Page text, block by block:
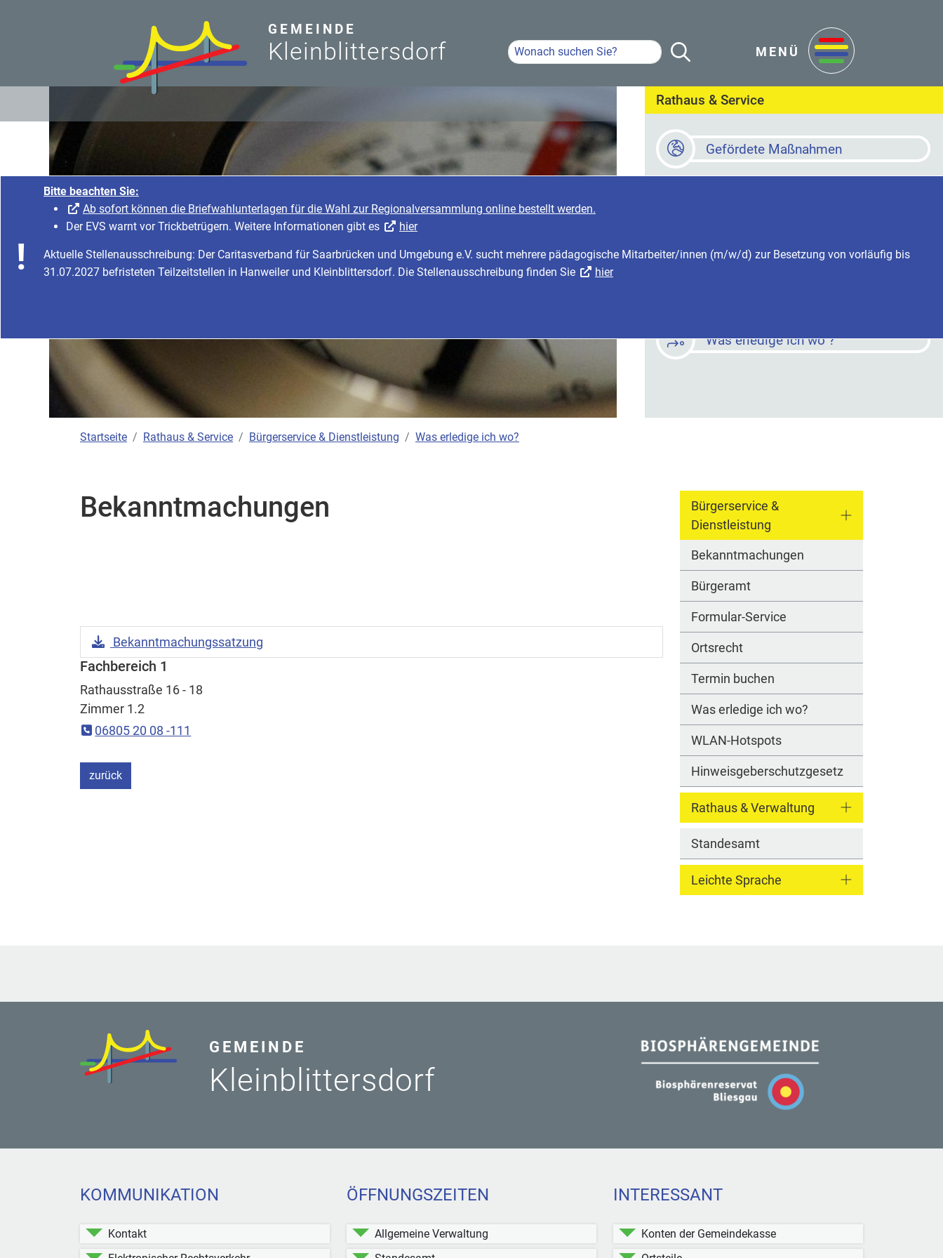
Bitte beachten Sie:
Ab sofort können die Briefwahlunterlagen für die Wahl zur Regionalversammlung online bestellt werden.
Der EVS warnt vor Trickbetrügern. Weitere Informationen gibt es
hier
Aktuelle Stellenausschreibung: Der Caritasverband für Saarbrücken und Umgebung e.V. sucht mehrere pädagogische Mitarbeiter/innen (m/w/d) zur Besetzung von vorläufig bis
31.07.2027 befristeten Teilzeitstellen in Hanweiler und Kleinblittersdorf. Die Stellenausschreibung finden Sie
hier
GEMEINDE
Kleinblittersdorf Volltextsuche
Hier Suchbegriff eingeben Suche Starten
MENÜ
Rathaus & Service
Gefördete Maßnahmen
Was erledige ich wo ?
Startseite Rathaus & Service Bürgerservice & Dienstleistung Was erledige ich wo?
Bürgerservice &
Dienstleistung
Bekanntmachungen
Bürgeramt
Formular-Service
Ortsrecht
Termin buchen
Was erledige ich wo?
WLAN-Hotspots
Hinweisgeberschutzgesetz
Rathaus & Verwaltung
Standesamt
Leichte Sprache
Bekanntmachungen
Download Datei:
Bekanntmachungssatzung
Fachbereich 1
Rathausstraße 16 - 18
Zimmer 1.2
06805 20 08 -111
ein Schritt
zurück
GEMEINDE
Kleinblittersdorf
KOMMUNIKATION
Kontakt
ÖFFNUNGSZEITEN
Allgemeine Verwaltung
INTERESSANT
Konten der Gemeindekasse